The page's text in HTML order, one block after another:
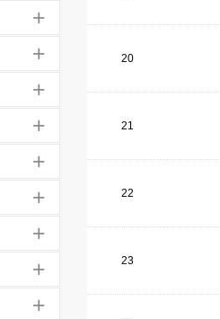
+
+
+
+
+
+
+
+
+
20
21
22
23